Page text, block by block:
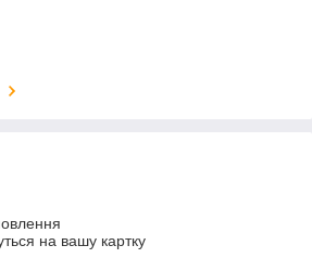
на вашу картку